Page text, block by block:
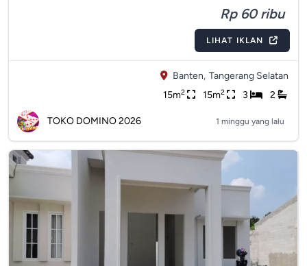
Rp 60 ribu
LIHAT IKLAN
Banten, Tangerang Selatan
15m2 15m2 3 2
TOKO DOMINO 2026 1 minggu yang lalu